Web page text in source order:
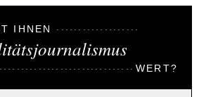
IHNEN
WERT?